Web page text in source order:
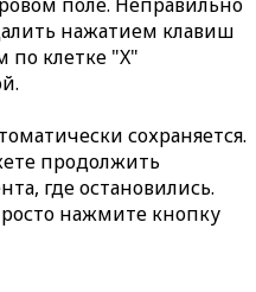
нажатием клавиш
по клетке "X"
сохраняется.
продолжить
где остановились.
нажмите кнопку